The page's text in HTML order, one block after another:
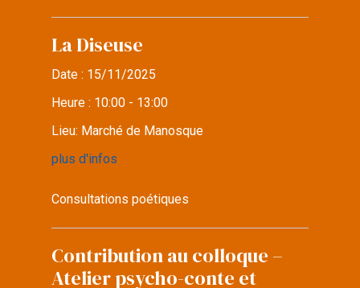
La Diseuse
Date : 15/11/2025
Heure : 10:00 - 13:00
Lieu: Marché de Manosque
plus d'infos
Consultations poétiques
Contribution au colloque –
Atelier psycho-conte et